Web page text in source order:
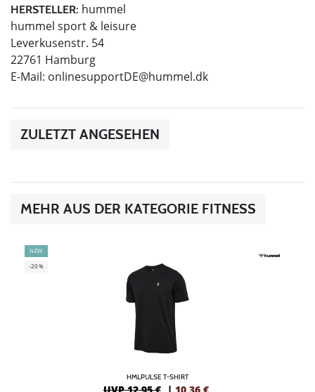
HERSTELLER: hummel
hummel sport & leisure
Leverkusenstr. 54
22761 Hamburg
E-Mail: onlinesupportDE@hummel.dk
ZULETZT ANGESEHEN
MEHR AUS DER KATEGORIE FITNESS
NEW
-20%
HMLPULSE T-SHIRT
UVP 12,95 € | 10,36 €